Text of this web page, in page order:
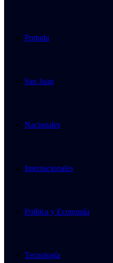
Portada
San Juan
Nacionales
Internacionales
Política y Economía
Tecnología